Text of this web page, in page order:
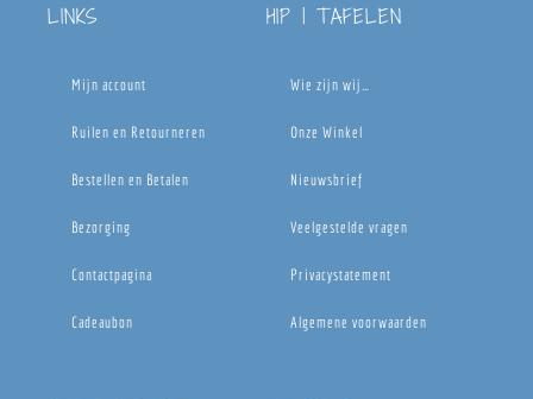
LINKS
Mijn account
Ruilen en Retourneren
Bestellen en Betalen
Bezorging
Contactpagina
Cadeaubon
HIP | TAFELEN
Wie zijn wij…
Onze Winkel
Nieuwsbrief
Veelgestelde vragen
Privacystatement
Algemene voorwaarden